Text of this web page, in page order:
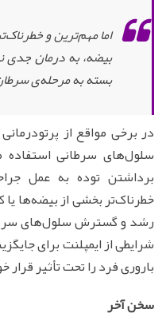
اما مهم‌ترین و
بیضه، به درمان جدی
بسته به مرحله‌ی
در برخی مواقع از
سلول‌های سرطانی
برداشتن توده به عمل
خطرناک‌تر بخشی از بیضه‌ها یا
رشد و گسترش سلول‌های
شرایطی از ایمپلنت برای
باروری فرد را تحت تأثیر قرار
سخن آخر